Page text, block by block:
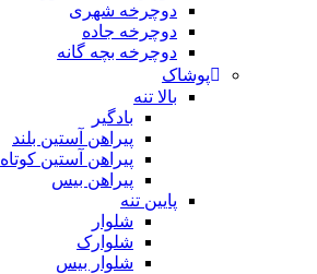
دوچرخه شهری
دوچرخه جاده
دوچرخه بچه گانه
پوشاک
بالا تنه
بادگیر
پیراهن آستین بلند
پیراهن آستین کوتاه
پیراهن بیس
پایین تنه
شلوار
شلوارک
شلوار بیس